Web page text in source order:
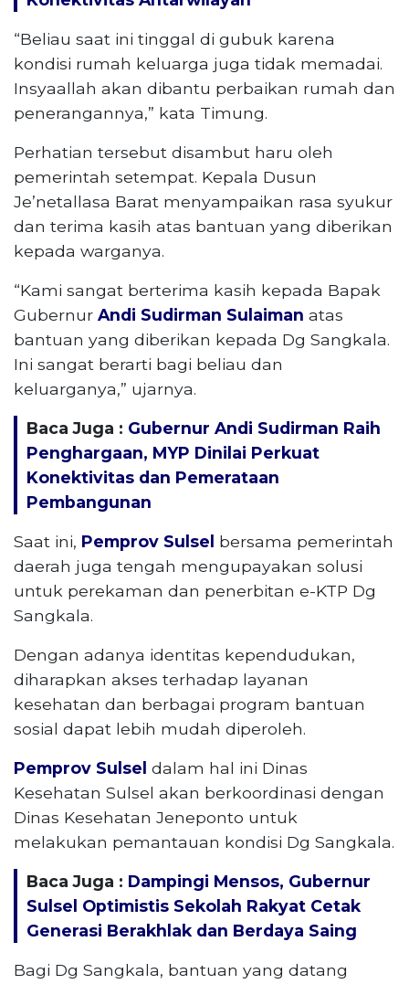
“Beliau saat ini tinggal di gubuk karena
kondisi rumah keluarga juga tidak memadai.
Insyaallah akan dibantu perbaikan rumah dan
penerangannya,” kata Timung.
Perhatian tersebut disambut haru oleh
pemerintah setempat. Kepala Dusun
Je’netallasa Barat menyampaikan rasa syukur
dan terima kasih atas bantuan yang diberikan
kepada warganya.
“Kami sangat berterima kasih kepada Bapak
Gubernur Andi Sudirman Sulaiman atas
bantuan yang diberikan kepada Dg Sangkala.
Ini sangat berarti bagi beliau dan
keluarganya,” ujarnya.
Baca Juga : Gubernur Andi Sudirman Raih
Penghargaan, MYP Dinilai Perkuat
Konektivitas dan Pemerataan
Pembangunan
Saat ini, Pemprov Sulsel bersama pemerintah
daerah juga tengah mengupayakan solusi
untuk perekaman dan penerbitan e-KTP Dg
Sangkala.
Dengan adanya identitas kependudukan,
diharapkan akses terhadap layanan
kesehatan dan berbagai program bantuan
sosial dapat lebih mudah diperoleh.
Pemprov Sulsel dalam hal ini Dinas
Kesehatan Sulsel akan berkoordinasi dengan
Dinas Kesehatan Jeneponto untuk
melakukan pemantauan kondisi Dg Sangkala.
Baca Juga : Dampingi Mensos, Gubernur
Sulsel Optimistis Sekolah Rakyat Cetak
Generasi Berakhlak dan Berdaya Saing
Bagi Dg Sangkala, bantuan yang datang